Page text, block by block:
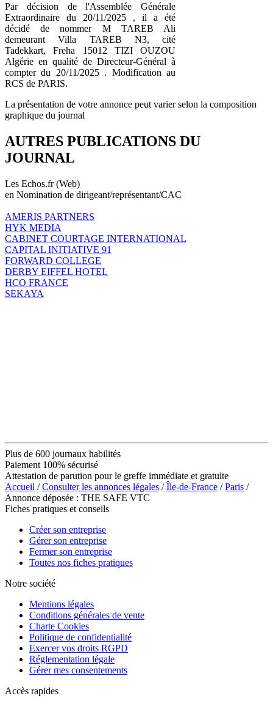
Par décision de l'Assemblée Générale
Extraordinaire du 20/11/2025 , il a été
décidé de nommer M TAREB Ali
demeurant Villa TAREB N3, cité
Tadekkart, Freha 15012 TIZI OUZOU
Algérie en qualité de Directeur-Général à
compter du 20/11/2025 . Modification au
RCS de PARIS.
La présentation de votre annonce peut varier selon la composition
graphique du journal
AUTRES PUBLICATIONS DU
JOURNAL
Les Echos.fr (Web)
en Nomination de dirigeant/représentant/CAC
AMERIS PARTNERS
HYK MEDIA
CABINET COURTAGE INTERNATIONAL
CAPITAL INITIATIVE 91
FORWARD COLLEGE
DERBY EIFFEL HOTEL
HCO FRANCE
SEKAYA
Plus de 600 journaux habilités
Paiement 100% sécurisé
Attestation de parution pour le greffe immédiate et gratuite
Accueil /Consulter les annonces légales /Île-de-France /Paris /
Annonce déposée : THE SAFE VTC
Fiches pratiques et conseils
Créer son entreprise
Gérer son entreprise
Fermer son entreprise
Toutes nos fiches pratiques
Notre société
Mentions légales
Conditions générales de vente
Charte Cookies
Politique de confidentialité
Exercer vos droits RGPD
Réglementation légale
Gérer mes consentements
Accès rapides